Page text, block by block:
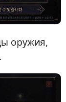
оружия,